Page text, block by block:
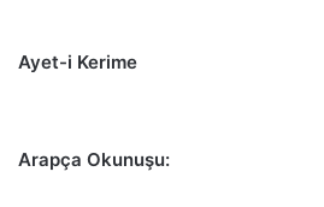
Ayet-i Kerime
Arapça Okunuşu: